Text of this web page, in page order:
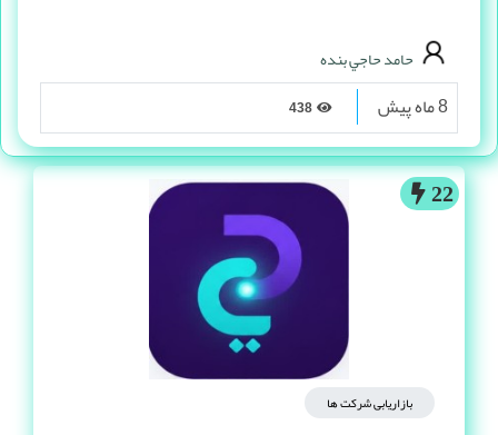
22
بازاریابی شرکت ها
حامد حاجي بنده
8 ماه پیش